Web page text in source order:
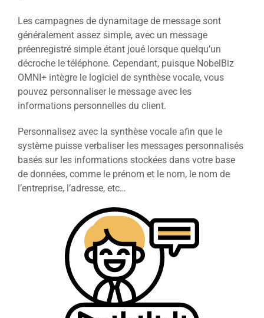
Les campagnes de dynamitage de message sont
généralement assez simple, avec un message
préenregistré simple étant joué lorsque quelqu’un
décroche le téléphone. Cependant, puisque NobelBiz
OMNI+ intègre le logiciel de synthèse vocale, vous
pouvez personnaliser le message avec les
informations personnelles du client.
Personnalisez avec la synthèse vocale afin que le
système puisse verbaliser les messages personnalisés
basés sur les informations stockées dans votre base
de données, comme le prénom et le nom, le nom de
l’entreprise, l’adresse, etc…